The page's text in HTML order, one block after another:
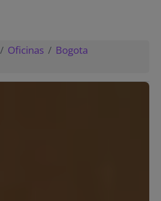
Oficinas
Bogota